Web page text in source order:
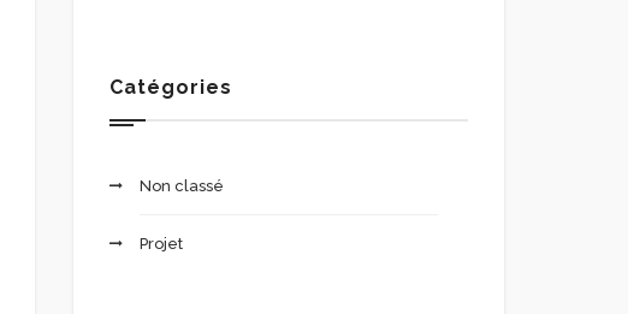
Catégories
Non classé
Projet